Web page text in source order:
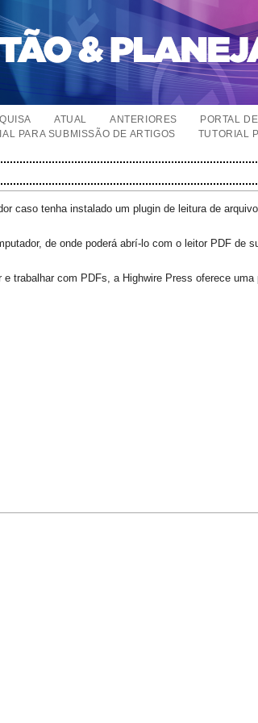
ATUAL ANTERIORES
PORTAL
PARA SUBMISSÃO DE ARTIGOS
TUTORIAL
caso tenha instalado um plugin de leitura de
de onde poderá abrí-lo com o leitor PDF de
trabalhar com PDFs, a Highwire Press oferece uma